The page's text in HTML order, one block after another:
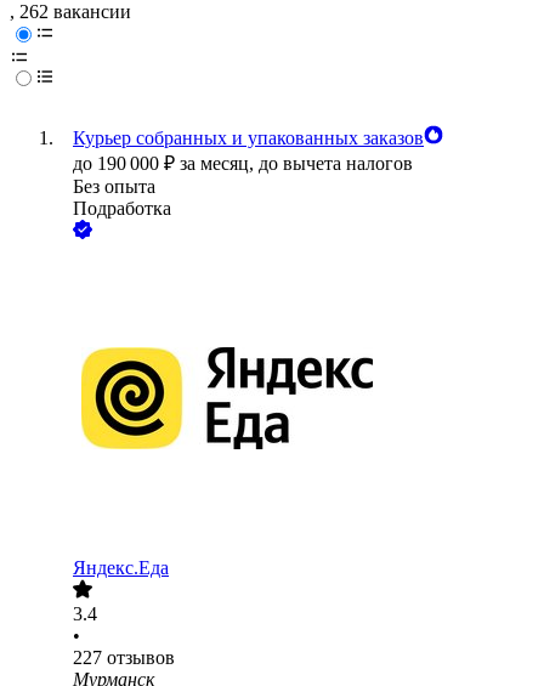
, 262 вакансии
Курьер собранных и упакованных заказов
до 190 000 ₽ за месяц, до вычета налогов
Без опыта
Подработка
Яндекс.Еда
3.4
•
227 отзывов
Мурманск